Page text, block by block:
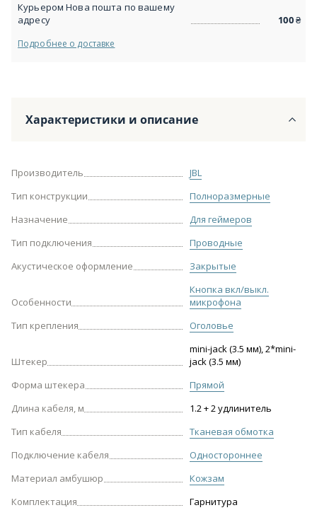
Курьером Нова пошта по вашему
адресу
100₴
Подробнее о доставке
Характеристики и описание
Производитель
JBL
Тип конструкции
Полноразмерные
Назначение
Для геймеров
Тип подключения
Проводные
Акустическое оформление
Закрытые
Особенности
Кнопка вкл/выкл.
микрофона
Тип крепления
Оголовье
Штекер
mini-jack (3.5 мм), 2*mini-
jack (3.5 мм)
Форма штекера
Прямой
Длина кабеля, м
1.2 + 2 удлинитель
Тип кабеля
Тканевая обмотка
Подключение кабеля
Одностороннее
Материал амбушюр
Кожзам
Комплектация
Гарнитура